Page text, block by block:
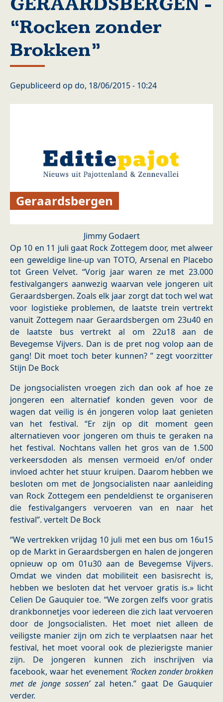
“Rocken zonder
Brokken”
Gepubliceerd op do, 18/06/2015 - 10:24
Geraardsbergen
Jimmy Godaert
Op 10 en 11 juli gaat Rock Zottegem door, met alweer
een geweldige line-up van TOTO, Arsenal en Placebo
tot Green Velvet. “Vorig jaar waren ze met 23.000
festivalgangers aanwezig waarvan vele jongeren uit
Geraardsbergen. Zoals elk jaar zorgt dat toch wel wat
voor logistieke problemen, de laatste trein vertrekt
vanuit Zottegem naar Geraardsbergen om 23u40 en
de laatste bus vertrekt al om 22u18 aan de
Bevegemse Vijvers. Dan is de pret nog volop aan de
gang! Dit moet toch beter kunnen? ” zegt voorzitter
Stijn De Bock
De jongsocialisten vroegen zich dan ook af hoe ze
jongeren een alternatief konden geven voor de
wagen dat veilig is én jongeren volop laat genieten
van het festival. “Er zijn op dit moment geen
alternatieven voor jongeren om thuis te geraken na
het festival. Nochtans vallen het gros van de 1.500
verkeersdoden als mensen vermoeid en/of onder
invloed achter het stuur kruipen. Daarom hebben we
besloten om met de Jongsocialisten naar aanleiding
van Rock Zottegem een pendeldienst te organiseren
die festivalgangers vervoeren van en naar het
festival”. vertelt De Bock
“We vertrekken vrijdag 10 juli met een bus om 16u15
op de Markt in Geraardsbergen en halen de jongeren
opnieuw op om 01u30 aan de Bevegemse Vijvers.
Omdat we vinden dat mobiliteit een basisrecht is,
hebben we besloten dat het vervoer gratis is.» licht
Celien De Gauquier toe. “We zorgen zelfs voor gratis
drankbonnetjes voor iedereen die zich laat vervoeren
door de Jongsocialisten. Het moet niet alleen de
veiligste manier zijn om zich te verplaatsen naar het
festival, het moet vooral ook de plezierigste manier
zijn. De jongeren kunnen zich inschrijven via
facebook, waar het evenement ‘Rocken zonder brokken
met de jonge sossen’zal heten.” gaat De Gauquier
verder.